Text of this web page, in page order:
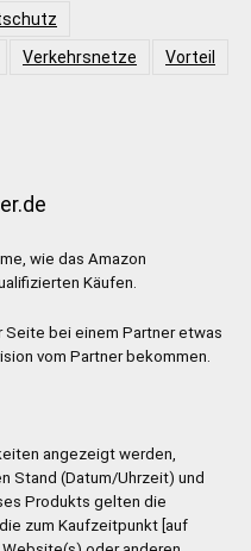
Verkehrsnetze
Vorteil
wie das Amazon
Käufen.
Seite bei einem Partner etwas
vom Partner bekommen.
angezeigt werden,
Stand (Datum/Uhrzeit) und
Produkts gelten die
zum Kaufzeitpunkt [auf